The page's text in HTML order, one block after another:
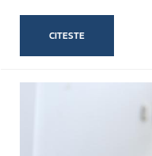
CITESTE